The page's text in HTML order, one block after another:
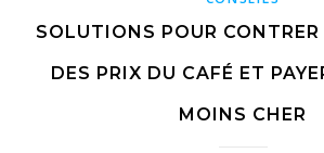
SOLUTIONS POUR
DES PRIX DU CAFÉ ET
MOINS CHER